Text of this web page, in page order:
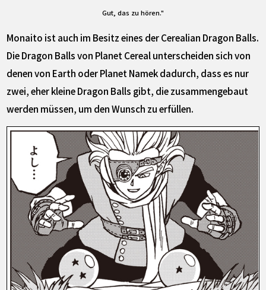
Gut, das zu hören."
Monaito ist auch im Besitz eines der Cerealian Dragon Balls.
Die Dragon Balls von Planet Cereal unterscheiden sich von
denen von Earth oder Planet Namek dadurch, dass es nur
zwei, eher kleine Dragon Balls gibt, die zusammengebaut
werden müssen, um den Wunsch zu erfüllen.